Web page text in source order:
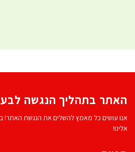
האתר בתהליך הנגשה
אנו עושים כל מאמץ להשלים את הנגשת האתר!
אלינו!